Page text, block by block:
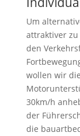
Um
attraktiver
den
wollen wir
30km/h
der
die